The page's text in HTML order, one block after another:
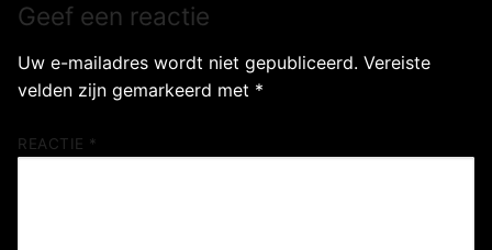
Geef een reactie
Uw e-mailadres wordt niet gepubliceerd. Vereiste
velden zijn gemarkeerd met *
REACTIE *